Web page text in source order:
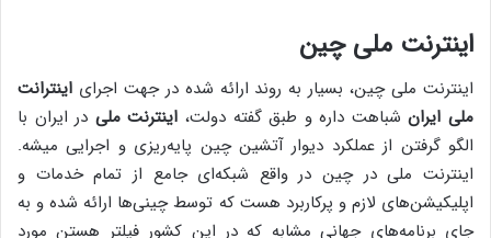
اینترنت ملی چین
اینترنت ملی چین، بسیار به روند ارائه شده در جهت اجرای اینترانت
ملی ایرانشباهت داره و طبق گفته دولت، اینترنت ملی در ایران با
الگو گرفتن از عملکرد دیوار آتشین چین پایه‌ریزی و اجرایی میشه.
اینترنت ملی در چین در واقع شبکه‌ای جامع از تمام خدمات و
اپلیکیشن‌های لازم و پرکاربرد هست که توسط چینی‌ها ارائه شده و به
جای برنامه‌های جهانی مشابه که در این کشور فیلتر هستن مورد